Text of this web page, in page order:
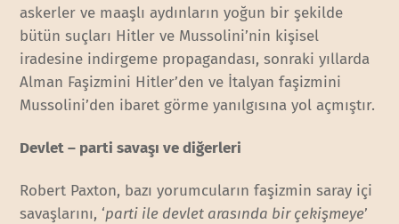
askerler ve maaşlı aydınların yoğun bir şekilde
bütün suçları Hitler ve Mussolini’nin kişisel
iradesine indirgeme propagandası, sonraki yıllarda
Alman Faşizmini Hitler’den ve İtalyan faşizmini
Mussolini’den ibaret görme yanılgısına yol açmıştır.
Devlet – parti savaşı ve diğerleri
Robert Paxton, bazı yorumcuların faşizmin saray içi
savaşlarını, ‘parti ile devlet arasında bir çekişmeye’